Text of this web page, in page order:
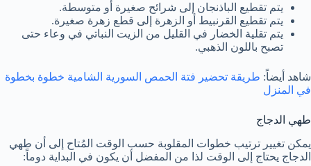
يتم تقطيع الباذنجان إلى شرائح صغيرة أو متوسطة.
يتم تقطيع القرنبيط أو الزهرة إلى قطع زهرة صغيرة.
يتم تقلية الخضار في القليل من الزيت النباتي في وعاء حتى
تصبح باللون الذهبي.
شاهد أيضاً: طريقة تحضير فتة الحمص السورية الشامية خطوة بخطوة
في المنزل
طهي الدجاج
يمكن تغيير ترتيب خطوات المقلوبة حسب الوقت المُتاح إلى أن طهي
الدجاج يحتاج إلى الوقت لذا من المفضل أن يكون في البداية دوماً: